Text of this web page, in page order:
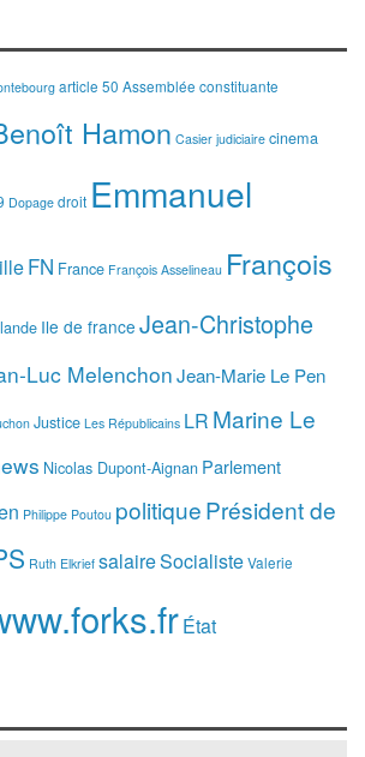
article 50 Assemblée constituante
Hamon Casier judiciaire cinema
Dopage droit Emmanuel
FN France François Asselineau François
Ile de france Jean-Christophe
Luc MelenchonJean-Marie Le Pen
Justice Les Républicains LR Marine Le
Nicolas Dupont-Aignan Parlement
Philippe Poutou politiquePrésident de
Ruth Elkrief salaireSocialisteValerie
État